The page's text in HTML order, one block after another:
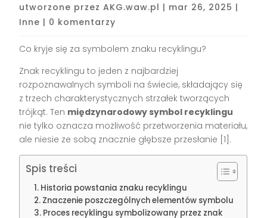
utworzone przezAKG.waw.pl | mar 26, 2025 |
Inne | 0 komentarzy
Co kryje się za symbolem znaku recyklingu?
Znak recyklingu to jeden z najbardziej
rozpoznawalnych symboli na świecie, składający się
z trzech charakterystycznych strzałek tworzących
trójkąt. Ten międzynarodowy symbol recyklingu
nie tylko oznacza możliwość przetworzenia materiału,
ale niesie ze sobą znacznie głębsze przesłanie [1].
Spis treści
Historia powstania znaku recyklingu
Znaczenie poszczególnych elementów symbolu
Proces recyklingu symbolizowany przez znak